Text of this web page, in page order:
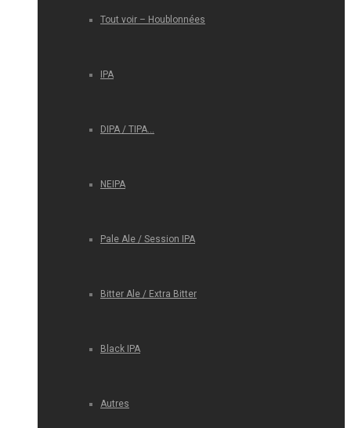
Tout voir – Houblonnées
IPA
DIPA / TIPA…
NEIPA
Pale Ale / Session IPA
Bitter Ale / Extra Bitter
Black IPA
Autres